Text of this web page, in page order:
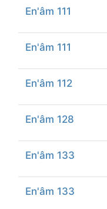
En'âm 111
En'âm 111
En'âm 112
En'âm 128
En'âm 133
En'âm 133